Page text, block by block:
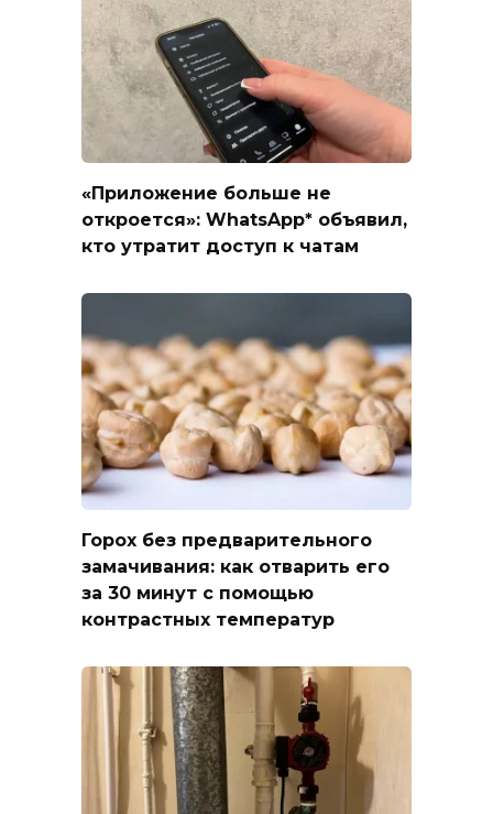
«Приложение больше не
откроется»: WhatsApp* объявил,
кто утратит доступ к чатам
Горох без предварительного
замачивания: как отварить его
за 30 минут с помощью
контрастных температур